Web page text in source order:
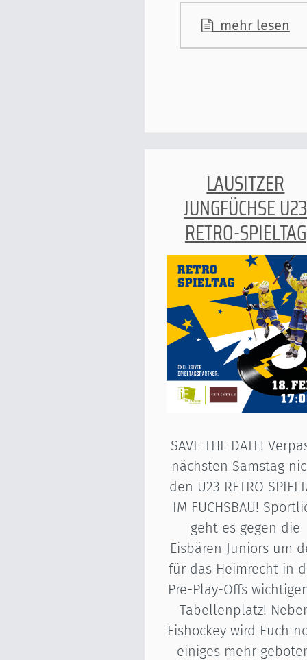
mehr lesen
LAUSITZER
JUNGFÜCHSE U23
RETRO-SPIELTAG
SAVE THE DATE!
nächsten Samstag
den U23 RETRO
IM FUCHSBAU!
geht es gegen die
Eisbären Juniors um
für das Heimrecht in
Pre-Play-Offs
Tabellenplatz!
Eishockey wird Euch
einiges mehr